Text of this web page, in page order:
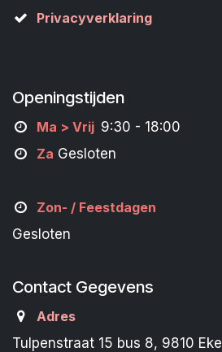
Privacyverklaring
Openingstijden
Ma > Vrij 9:30 - 18:00
Za Gesloten
Zon- / Feestdagen
Gesloten
Contact Gegevens
Adres
Tulpenstraat 15 bus 8, 9810 Eke